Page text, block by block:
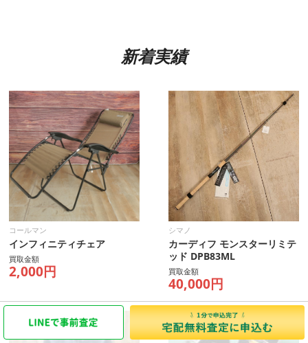
新着実績
コールマン
インフィニティチェア
買取金額
2,000円
シマノ
カーディフ モンスターリミテ
ッド DPB83ML
買取金額
40,000円